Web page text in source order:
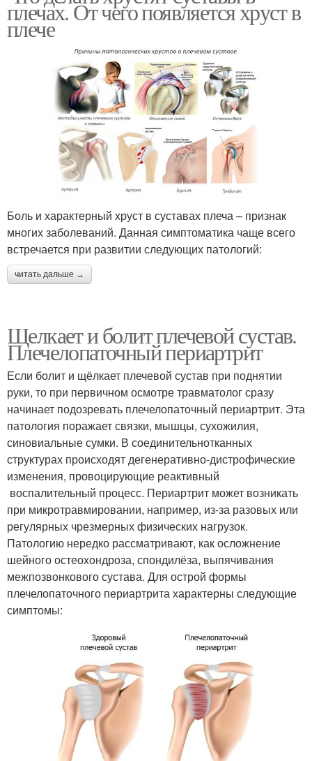
плечах. От чего появляется хруст в
плече
Боль и характерный хруст в суставах плеча – признак
многих заболеваний. Данная симптоматика чаще всего
встречается при развитии следующих патологий:
читать дальше →
Щелкает и болит плечевой сустав.
Плечелопаточный периартрит
Если болит и щёлкает плечевой сустав при поднятии
руки, то при первичном осмотре травматолог сразу
начинает подозревать плечелопаточный периартрит. Эта
патология поражает связки, мышцы, сухожилия,
синовиальные сумки. В соединительнотканных
структурах происходят дегенеративно-дистрофические
изменения, провоцирующие реактивный
воспалительный процесс. Периартрит может возникать
при микротравмировании, например, из-за разовых или
регулярных чрезмерных физических нагрузок.
Патологию нередко рассматривают, как осложнение
шейного остеохондроза, спондилёза, выпячивания
межпозвонкового сустава. Для острой формы
плечелопаточного периартрита характерны следующие
симптомы: